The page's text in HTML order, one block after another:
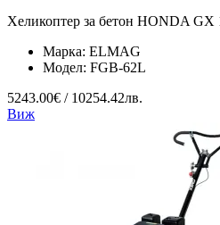
Хеликоптер за бетон HONDA GX
Марка: ELMAG
Модел: FGB-62L
5243.00€ / 10254.42лв.
Виж